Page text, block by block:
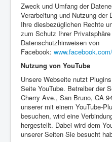
Zweck und Umfang der
Verarbeitung und Nutzung der
Ihre diesbezüglichen Rechte
zum Schutz Ihrer
Datenschutzhinweisen von
Facebook:
Nutzung von YouTube
Unsere Webseite nutzt
Seite YouTube. Betreiber der
Cherry Ave., San Bruno, CA
unserer mit einem YouTube-
besuchen, wird eine
hergestellt. Dabei wird dem
unserer Seiten Sie besucht